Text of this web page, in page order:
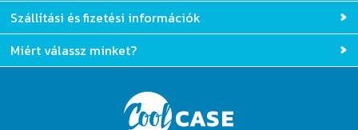
Szállítási és fizetési információk
Miért válassz minket?